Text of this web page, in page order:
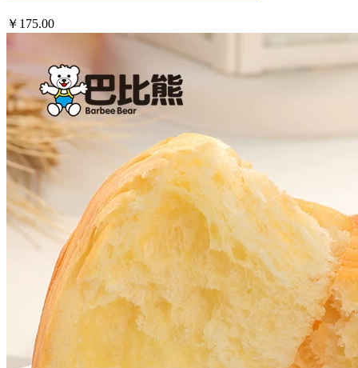
￥175.00